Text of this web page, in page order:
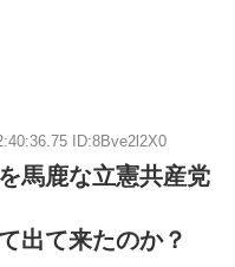
ID:8Bve2l2X0
馬鹿な立憲共産党
出て来たのか？